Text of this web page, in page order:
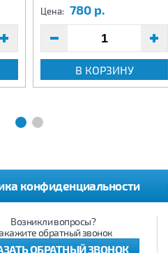
Цена: 780 р.
В КОРЗИНУ
конфиденциальности
Возникли вопросы?
обратный звонок
ОБРАТНЫЙ ЗВОНОК